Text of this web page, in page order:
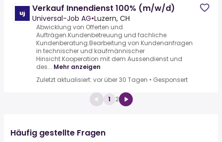
Verkauf Innendienst 100% (m/w/d)
Universal-Job AG•Luzern, CH
Abwicklung von Offerten und
Aufträgen.Kundenbetreuung und fachliche
Kundenberatung.Bearbeitung von Kundenanfragen
in technischer und kaufmännischer
Hinsicht.Kooperation mit dem Aussendienst und
des... Mehr anzeigen
Zuletzt aktualisiert: vor über 30 Tagen • Gesponsert
1 2
Häufig gestellte Fragen